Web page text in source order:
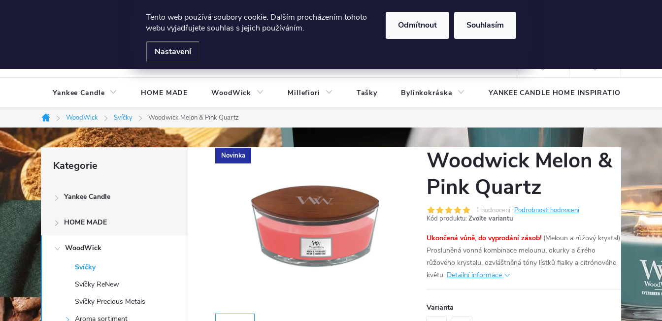
Tento web používá soubory cookie. Dalším procházením tohoto
webu vyjadřujete souhlas s jejich používáním.
Nastavení
Odmítnout Souhlasím
606124443
Podmínky e-shopu Podmínky ochrany osobních údajů
Yankee Candle HOME MADE WoodWick Millefiori Tašky Bylinkokráska YANKEE CANDLE HOME INSPIRATION
Domů
WoodWick Svíčky Woodwick Melon & Pink Quartz
P
o
s
t
r
a
n
kategorie
Kategorie
Yankee Candle
HOME MADE
WoodWick
Svíčky
Svíčky ReNew
Svíčky Precious Metals
Aroma sortiment
Novinka
Woodwick Melon &
Pink Quartz
1 hodnocení Podrobnosti hodnocení
Kód produktu: Zvolte variantu
Ukončená vůně, do vyprodání zásob! (Meloun a růžový krystal)
Prosluněná vonná kombinace melounu, okurky a čirého
růžového krystalu, ozvláštněná tóny lístků fialky a citrónového
květu. Detailní informace
Varianta